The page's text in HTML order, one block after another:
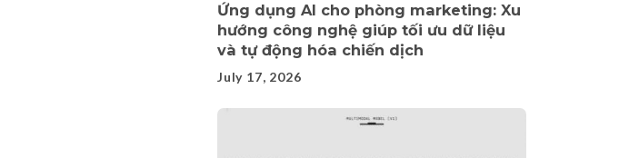
Ứng dụng AI cho phòng marketing: Xu
hướng công nghệ giúp tối ưu dữ liệu
và tự động hóa chiến dịch
July 17, 2026